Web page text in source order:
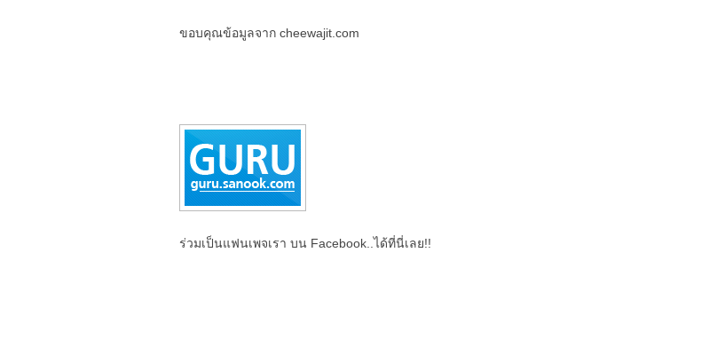
ขอบคุณข้อมูลจาก cheewajit.com
ร่วมเป็นแฟนเพจเรา บน Facebook..ได้ที่นี่เลย!!